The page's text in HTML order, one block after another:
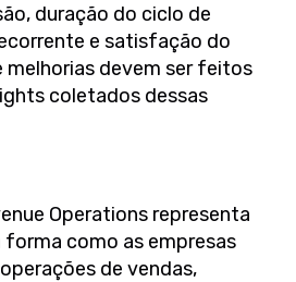
duração do ciclo de
e satisfação do
melhorias devem ser feitos
coletados dessas
Operations representa
forma como as empresas
de vendas,